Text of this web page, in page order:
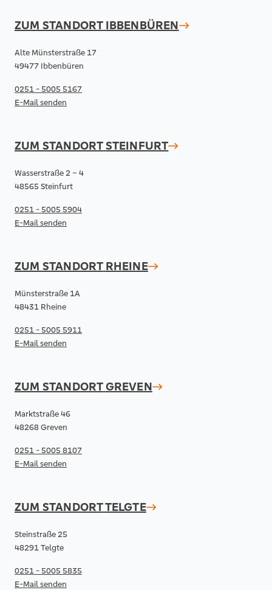
ZUM STANDORT IBBENBÜREN
Alte Münsterstraße 17
49477 Ibbenbüren
0251 - 5005 5167
E-Mail senden
ZUM STANDORTSTEINFURT
Wasserstraße 2 – 4
48565 Steinfurt
0251 - 5005 5904
E-Mail senden
ZUM STANDORT RHEINE
Münsterstraße 1A
48431 Rheine
0251 - 5005 5911
E-Mail senden
ZUM STANDORTGREVEN
Marktstraße 46
48268 Greven
0251 - 5005 8107
E-Mail senden
ZUM STANDORTTELGTE
Steinstraße 25
48291 Telgte
0251 - 5005 5835
E-Mail senden